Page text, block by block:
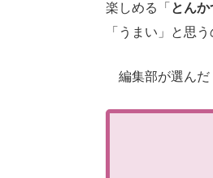
楽しめる「 とん
「うまい」と思
編集部が選んだ